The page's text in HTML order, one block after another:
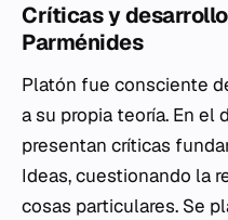
Críticas y
Parménides
Platón fue consciente
a su propia teoría. En el
presentan críticas
Ideas, cuestionando la
cosas particulares. Se